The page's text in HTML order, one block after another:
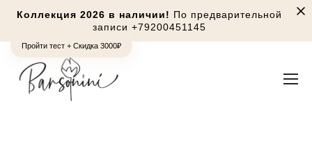
Пройти тест + Скидка 3000₽
Коллекция 2026 в наличии! По предварительной
записи +79200451145